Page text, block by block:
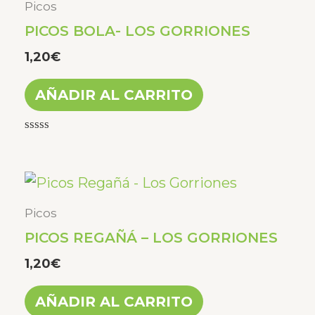
Picos
PICOS BOLA- LOS GORRIONES
1,20€
AÑADIR AL CARRITO
de
Picos
PICOS REGAÑÁ – LOS GORRIONES
1,20€
AÑADIR AL CARRITO